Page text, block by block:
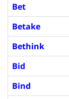
Bet
Betake
Bethink
Bid
Bind